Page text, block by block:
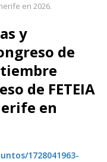
en 2026.
y
de
de FETEIA
en
1728041963-